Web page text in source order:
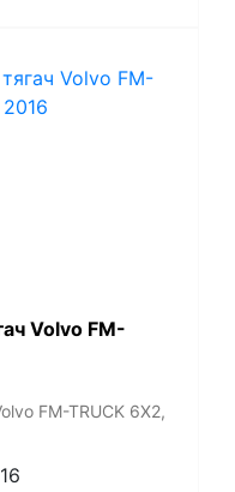
Volvo FM-
FM-TRUCK 6X2,